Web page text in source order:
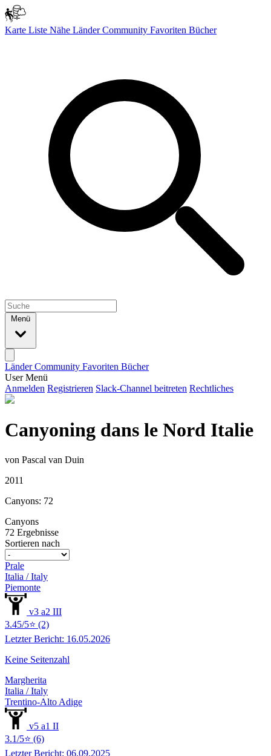
Karte Liste Nähe LänderCommunity Favoriten Bücher
Menü
LänderCommunity Favoriten Bücher
User Menü
Anmelden Registrieren Slack-Channel beitreten Rechtliches
Canyoning dans le Nord Italie
von Pascal van Duin
2011
Canyons: 72
Canyons
72 Ergebnisse
Sortieren nach
Prale
Italia / Italy
Piemonte
v3 a2 III
3.45/5⭐ (2)
Letzter Bericht: 16.05.2026
Keine Seitenzahl
Margherita
Italia / Italy
Trentino-Alto Adige
v5 a1 II
3.1/5⭐ (6)
Letzter Bericht: 06.09.2025